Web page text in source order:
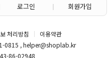
로그인 회원가입
처리방침
이용약관
0815 , helper@shoplab.kr
86-02948